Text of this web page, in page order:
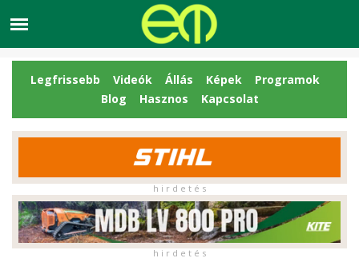
Legfrissebb Videók Állás Képek
Programok
Blog
Hasznos Kapcsolat
h i r d e t é s
h i r d e t é s